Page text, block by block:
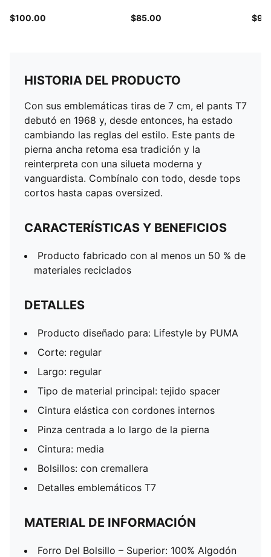
$100.00 $85.00
HISTORIA DEL PRODUCTO
Con sus emblemáticas tiras de 7 cm, el pants T7
debutó en 1968 y, desde entonces, ha estado
cambiando las reglas del estilo. Este pants de
pierna ancha retoma esa tradición y la
reinterpreta con una silueta moderna y
vanguardista. Combínalo con todo, desde tops
cortos hasta capas oversized.
CARACTERÍSTICAS Y BENEFICIOS
Producto fabricado con al menos un 50 % de
materiales reciclados
DETALLES
Producto diseñado para: Lifestyle by PUMA
Corte: regular
Largo: regular
Tipo de material principal: tejido spacer
Cintura elástica con cordones internos
Pinza centrada a lo largo de la pierna
Cintura: media
Bolsillos: con cremallera
Detalles emblemáticos T7
MATERIAL DE INFORMACIÓN
Forro Del Bolsillo – Superior: 100% Algodón